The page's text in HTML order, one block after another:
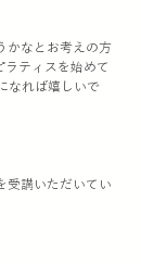
かなとお考えの方
ラティスを始めて
なれば嬉しいで
受講いただいてい